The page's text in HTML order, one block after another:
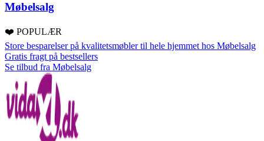
Møbelsalg
❤️ POPULÆR
Store besparelser på kvalitetsmøbler til hele hjemmet hos Møbelsalg
Gratis fragt på bestsellers
Se tilbud fra Møbelsalg